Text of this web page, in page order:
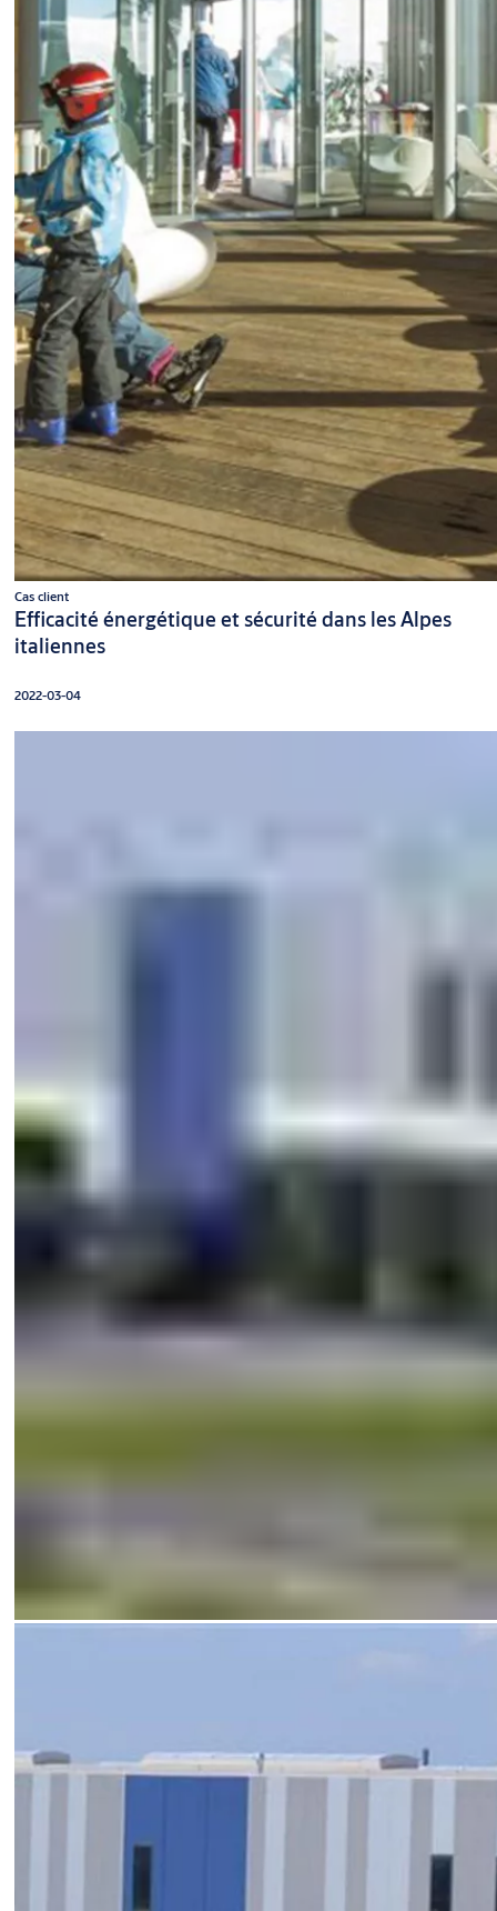
Cas client
Efficacité énergétique et sécurité dans les Alpes
italiennes
2022-03-04